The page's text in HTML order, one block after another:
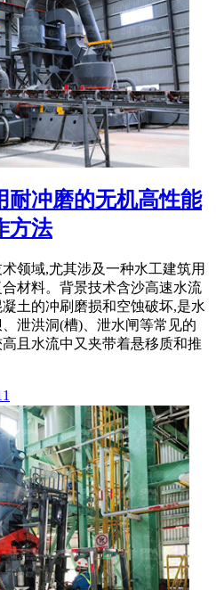
耐冲磨的无机高性能
方法
领域,尤其涉及一种水工建筑用
材料。背景技术含沙高速水流
土的冲刷磨损和空蚀破坏,是水
泄洪洞(槽)、泄水闸等常见的
且水流中又夹带着悬移质和推